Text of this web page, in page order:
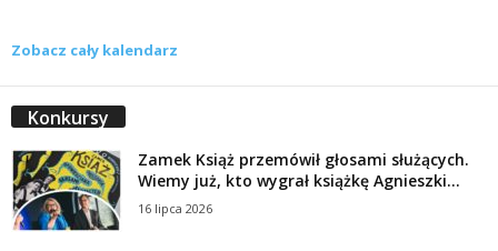
Zobacz cały kalendarz
Konkursy
Zamek Książ przemówił głosami służących.
Wiemy już, kto wygrał książkę Agnieszki...
16 lipca 2026